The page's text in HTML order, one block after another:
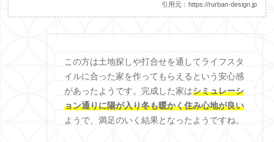
引用元： https://rurban-design.jp
この方は土地探しや打合せを通してライフスタ
イルに合った家を作ってもらえるという安心感
があったようです。完成した家はシミュレーシ
ョン通りに陽が入り冬も暖かく住み心地が良い
ようで、満足のいく結果となったようですね。